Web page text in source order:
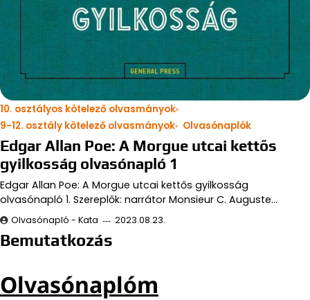
10. osztályos kötelező olvasmányok
9-12. osztály kötelező olvasmányok
Olvasónaplók
Edgar Allan Poe: A Morgue utcai kettős
gyilkosság olvasónapló 1
Edgar Allan Poe: A Morgue utcai kettős gyilkosság
olvasónapló 1. Szereplők: narrátor Monsieur C. Auguste…
Olvasónapló - Kata 2023.08.23.
Bemutatkozás
Olvasónaplóm